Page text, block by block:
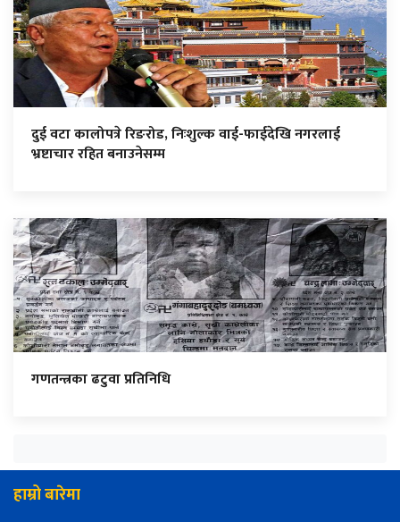
दुई वटा कालोपत्रे रिङरोड, निःशुल्क वाई-फाईदेखि नगरलाई
भ्रष्टाचार रहित बनाउनेसम्म
गणतन्त्रका ढटुवा प्रतिनिधि
हाम्रो बारेमा